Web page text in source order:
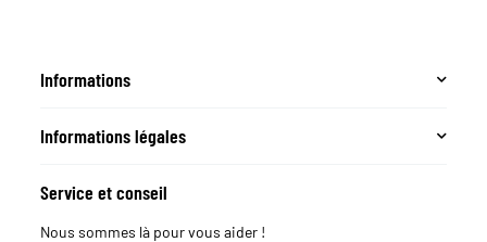
Informations
Informations légales
Service et conseil
Nous sommes là pour vous aider !